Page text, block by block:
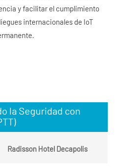
y facilitar el cumplimiento
internacionales de IoT
la Seguridad con
Radisson Hotel Decapolis